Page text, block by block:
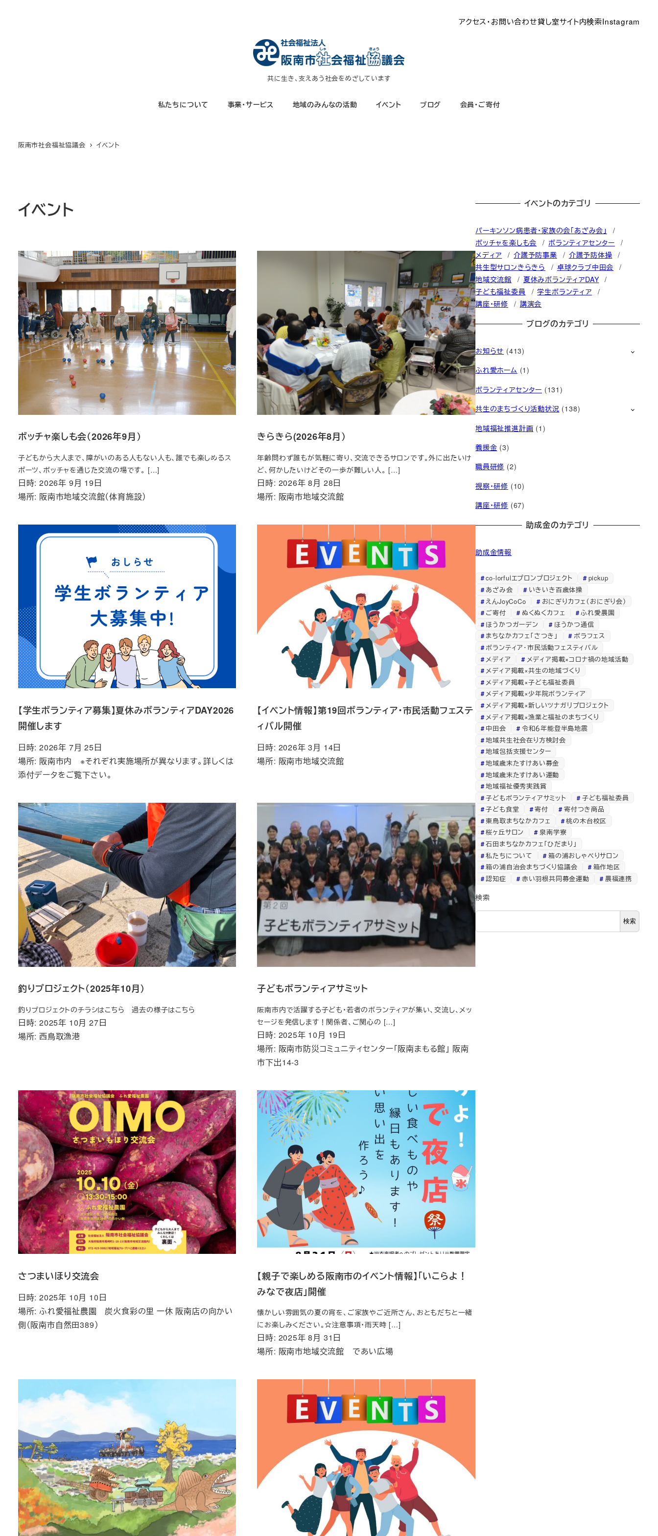
アクセス・お問い合わせ貸し室サイト内検索Instagram
共に生き、支えあう社会をめざしています
私たちについて 事業・サービス 地域のみんなの活動 イベント ブログ 会員・ご寄付
阪南市社会福祉協議会 イベント
イベント
ボッチャ楽しも会（2026年9月）
子どもから大人まで、障がいのある人もない人も、誰でも楽しめるス
ポーツ、ボッチャを通じた交流の場です。 […]
日時: 2026年 9月 19日
場所: 阪南市地域交流館（体育施設）
きらきら(2026年8月）
年齢問わず誰もが気軽に寄り、交流できるサロンです。外に出たいけ
ど、何かしたいけどその一歩が難しい人。 […]
日時: 2026年 8月 28日
場所: 阪南市地域交流館
【学生ボランティア募集】夏休みボランティアDAY2026
開催します
日時: 2026年 7月 25日
場所: 阪南市内 ※それぞれ実施場所が異なります。詳しくは
添付データをご覧下さい。
【イベント情報】第19回ボランティア・市民活動フェステ
ィバル開催
日時: 2026年 3月 14日
場所: 阪南市地域交流館
釣りプロジェクト（2025年10月）
釣りプロジェクトのチラシはこちら 過去の様子はこちら
日時: 2025年 10月 27日
場所: 西鳥取漁港
子どもボランティアサミット
阪南市内で活躍する子ども・若者のボランティアが集い、交流し、メッ
セージを発信します！関係者、ご関心の […]
日時: 2025年 10月 19日
場所: 阪南市防災コミュニティセンター「阪南まもる館」 阪南
市下出14-3
さつまいほり交流会
日時: 2025年 10月 10日
場所: ふれ愛福祉農園 炭火食彩の里 一休 阪南店の向かい
側（阪南市自然田389）
【親子で楽しめる阪南市のイベント情報】「いこらよ！
みなで夜店」開催
懐かしい雰囲気の夏の宵を、ご家族やご近所さん、おともだちと一緒
にお楽しみください。☆注意事項・雨天時 […]
日時: 2025年 8月 31日
場所: 阪南市地域交流館 であい広場
イベントのカテゴリ
パーキンソン病患者・家族の会「あざみ会」
ボッチャを楽しも会
ボランティアセンター
メディア
介護予防事業
介護予防体操
共生型サロンきらきら
卓球クラブ中田会
地域交流館
夏休みボランティアDAY
子ども福祉委員
学生ボランティア
講座・研修
講演会
ブログのカテゴリ
お知らせ (413)
ふれ愛ホーム (1)
ボランティアセンター (131)
共生のまちづくり活動状況 (138)
地域福祉推進計画 (1)
義援金 (3)
職員研修 (2)
視察・研修 (10)
講座・研修 (67)
助成金のカテゴリ
助成金情報
co-lorfulエプロンプロジェクト
pickup
あざみ会
いきいき百歳体操
えんJoyCoCo
おにぎりカフェ（おにぎり会）
ご寄付
ぬくぬくカフェ
ふれ愛農園
ほうかつガーデン
ほうかつ通信
まちなかカフェ「さつき」
ボラフェス
ボランティア・市民活動フェスティバル
メディア
メディア掲載×コロナ禍の地域活動
メディア掲載×共生の地域づくり
メディア掲載×子ども福祉委員
メディア掲載×少年院ボランティア
メディア掲載×新しいツナガリプロジェクト
メディア掲載×漁業と福祉のまちづくり
中田会
令和６年能登半島地震
地域共生社会在り方検討会
地域包括支援センター
地域歳末たすけあい募金
地域歳末たすけあい運動
地域福祉優秀実践賞
子どもボランティアサミット
子ども福祉委員
子ども食堂
寄付
寄付つき商品
東鳥取まちなかカフェ
桃の木台校区
桜ヶ丘サロン
泉南学寮
石田まちなかカフェ「ひだまり」
私たちについて
箱の浦おしゃべりサロン
箱の浦自治会まちづくり協議会
箱作地区
認知症
赤い羽根共同募金運動 農福連携
検索
検索